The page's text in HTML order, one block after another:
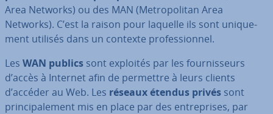
Area Networks) ou des MAN (Me­tro­po­li­tan Area
Networks). C’est la raison pour laquelle ils sont uni­que­
ment utilisés dans un contexte pro­fes­sion­nel.
Les WAN publics sont exploités par les four­nis­seurs
d’accès à Internet afin de permettre à leurs clients
d’accéder au Web. Les réseaux étendus privés sont
prin­ci­pa­le­ment mis en place par des en­tre­prises, par